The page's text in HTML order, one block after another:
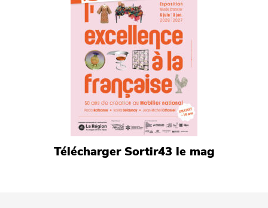
Télécharger Sortir43 le mag